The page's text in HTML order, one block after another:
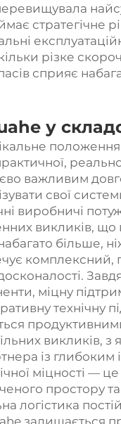
стратегічне
різке
сприяє
у
важливим
свої
виробничі
викликів, що
більше,
комплексний,
міцну
технічну
викликів,
із глибоким
міцності
простору та
логістика